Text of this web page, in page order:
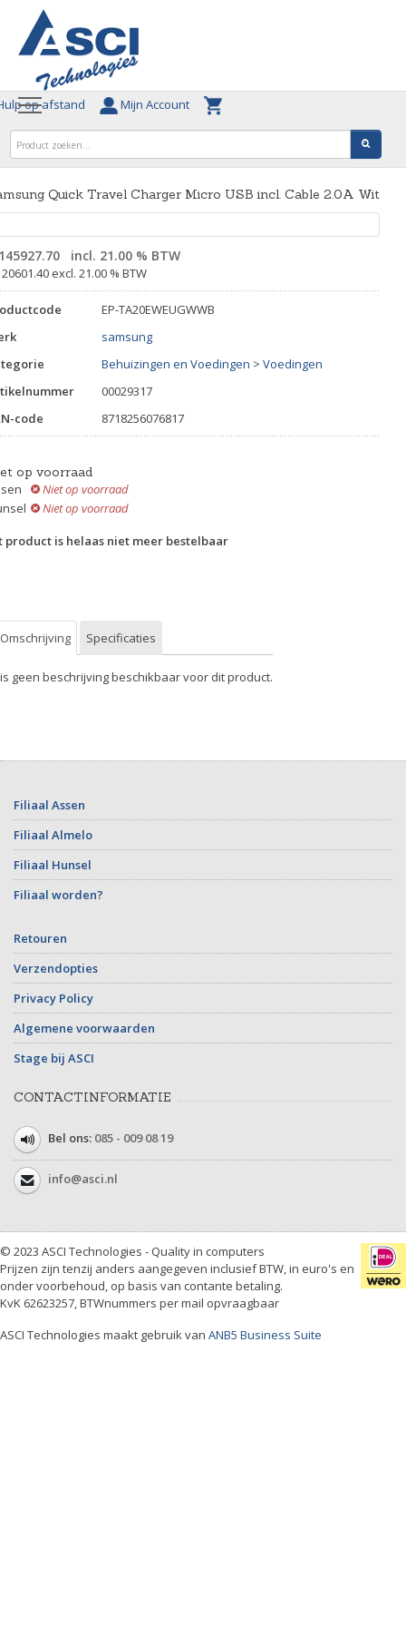
op afstand Mijn Account
Quick Travel Charger Micro USB incl. Cable 2.0A Wit
incl. 21.00 % BTW
excl. 21.00 % BTW
EP-TA20EWEUGWWB
samsung
Behuizingen en Voedingen > Voedingen
00029317
code
8718256076817
op voorraad
Niet op voorraad
Niet op voorraad
product is helaas niet meer bestelbaar
Omschrijving Specificaties
geen beschrijving beschikbaar voor dit product.
Filiaal Assen
Filiaal Almelo
Filiaal Hunsel
Filiaal worden?
Retouren
Verzendopties
Privacy Policy
Algemene voorwaarden
Stage bij ASCI
CONTACTINFORMATIE
Bel ons: 085 - 009 08 19
info@asci.nl
© 2023 ASCI Technologies - Quality in computers
Prijzen zijn tenzij anders aangegeven inclusief BTW, in euro's en
onder voorbehoud, op basis van contante betaling.
KvK 62623257, BTWnummers per mail opvraagbaar
ASCI Technologies maakt gebruik van ANB5 Business Suite